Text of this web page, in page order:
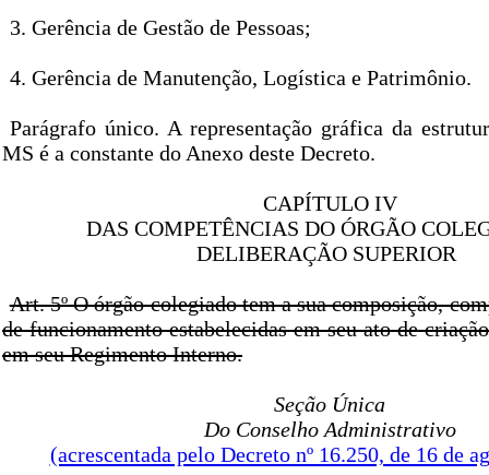
3. Gerência de Gestão de Pessoas;
4. Gerência de Manutenção, Logística e Patrimônio.
Parágrafo único. A representação gráfica da
MS é a constante do Anexo deste Decreto.
CAPÍTULO IV
DAS COMPETÊNCIAS DO ÓRGÃO
DELIBERAÇÃO SUPERIOR
Art. 5º O órgão colegiado tem a sua composição,
de funcionamento estabelecidas em seu ato de
em seu Regimento Interno.
Seção Única
Do Conselho Administrativo
(acrescentada pelo Decreto nº 16.250, de 16 de